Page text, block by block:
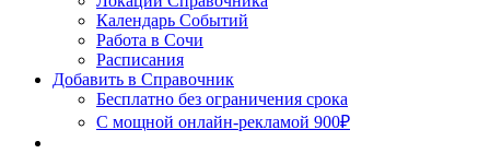
Календарь Событий
Работа в Сочи
Расписания
Добавить в Справочник
Бесплатно без ограничения срока
С мощной онлайн-рекламой 900₽